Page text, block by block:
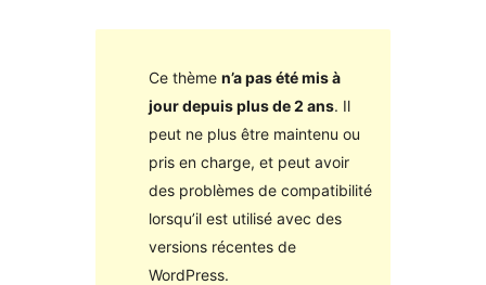
Ce thème n’a pas été mis à
jour depuis plus de 2 ans. Il
peut ne plus être maintenu ou
pris en charge, et peut avoir
des problèmes de compatibilité
lorsqu’il est utilisé avec des
versions récentes de
WordPress.